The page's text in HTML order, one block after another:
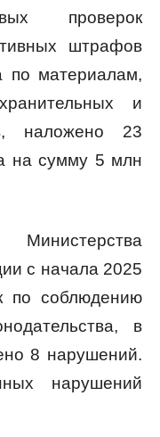
проверок
штрафов
по материалам,
и
наложено 23
на сумму 5 млн
Министерства
с начала 2025
по соблюдению
в
8 нарушений.
нарушений